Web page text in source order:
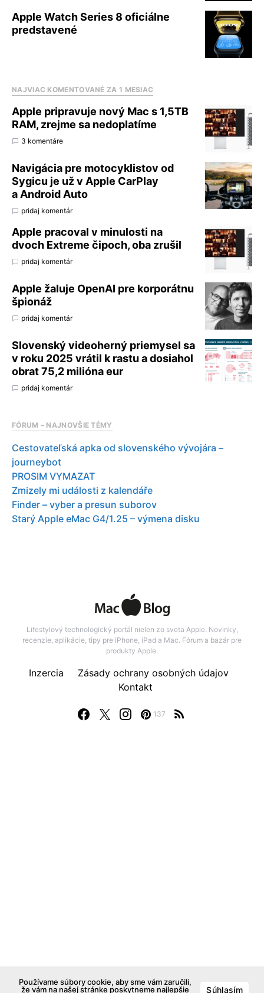
Apple Watch Series 8 oficiálne
predstavené
NAJVIAC KOMENTOVANÉ ZA 1 MESIAC
Apple pripravuje nový Mac s 1,5TB
RAM, zrejme sa nedoplatíme
3 komentáre
Navigácia pre motocyklistov od
Sygicu je už v Apple CarPlay
a Android Auto
pridaj komentár
Apple pracoval v minulosti na
dvoch Extreme čipoch, oba zrušil
pridaj komentár
Apple žaluje OpenAI pre korporátnu
špionáž
pridaj komentár
Slovenský videoherný priemysel sa
v roku 2025 vrátil k rastu a dosiahol
obrat 75,2 milióna eur
pridaj komentár
FÓRUM – NAJNOVŠIE TÉMY
Cestovateľská apka od slovenského vývojára –
journeybot
PROSIM VYMAZAT
Zmizely mi události z kalendáře
Finder – vyber a presun suborov
Starý Apple eMac G4/1.25 – výmena disku
Lifestylový technologický portál nielen zo sveta Apple. Novinky,
recenzie, aplikácie, tipy pre iPhone, iPad a Mac. Fórum a bazár pre
produkty Apple.
137
Inzercia
Zásady ochrany osobných údajov
Kontakt
Používame súbory cookie, aby sme vám zaručili,
že vám na našej stránke poskytneme najlepšie
Súhlasím